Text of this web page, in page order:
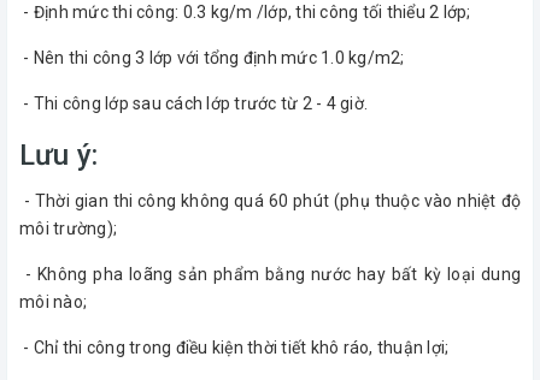
- Định mức thi công: 0.3 kg/m /lớp, thi công tối thiểu 2 lớp;
- Nên thi công 3 lớp với tổng định mức 1.0 kg/m2;
- Thi công lớp sau cách lớp trước từ 2 - 4 giờ.
Lưu ý:
- Thời gian thi công không quá 60 phút (phụ thuộc vào nhiệt độ
môi trường);
- Không pha loãng sản phẩm bằng nước hay bất kỳ loại dung
môi nào;
- Chỉ thi công trong điều kiện thời tiết khô ráo, thuận lợi;